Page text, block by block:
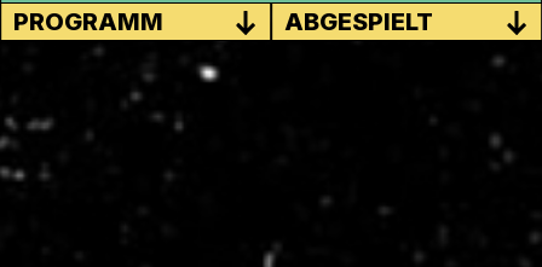
PROGRAMM
ABGESPIELT
RECORD STORE DAY LIVE AUF
KANAL K
Am Samstag, 21. April findet der alljährliche
Record Store Day statt. Passend zu